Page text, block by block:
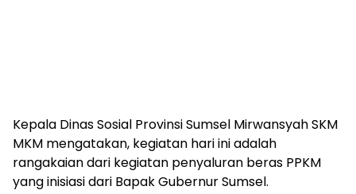
Kepala Dinas Sosial Provinsi Sumsel Mirwansyah SKM
MKM mengatakan, kegiatan hari ini adalah
rangakaian dari kegiatan penyaluran beras PPKM
yang inisiasi dari Bapak Gubernur Sumsel.